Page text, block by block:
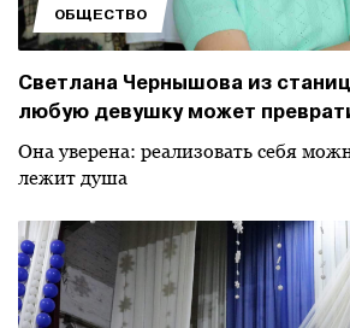
ОБЩЕСТВО
Светлана Чернышова из
любую девушку может
Она уверена: реализовать себя
лежит душа